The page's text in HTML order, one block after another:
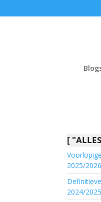
[
2025/2026
2024/2025